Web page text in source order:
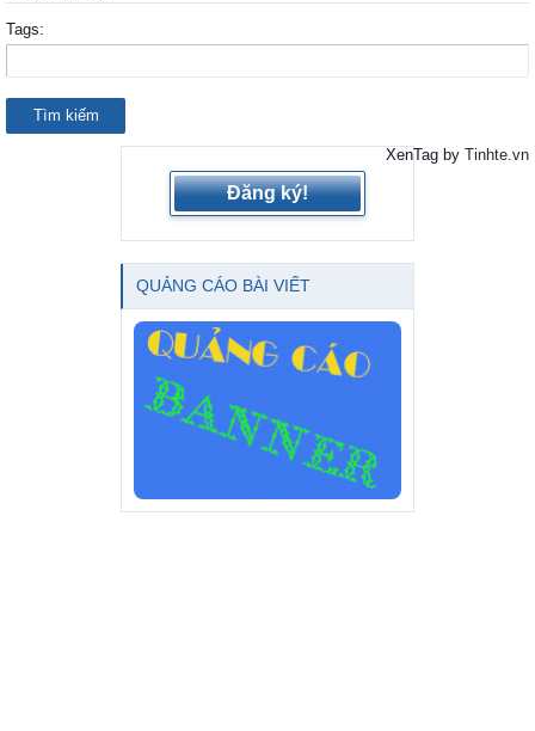
Tags:
XenTag by Tinhte.vn
Đăng ký!
QUẢNG CÁO BÀI VIẾT